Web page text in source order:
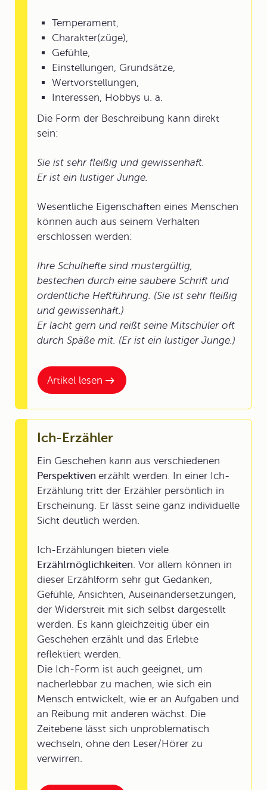
Artikel lesen
Temperament,
Charakter(züge),
Gefühle,
Einstellungen, Grundsätze,
Wertvorstellungen,
Interessen, Hobbys u. a.
Die Form der Beschreibung kann direkt
sein:
Sie ist sehr fleißig und gewissenhaft.
Er ist ein lustiger Junge.
Wesentliche Eigenschaften eines Menschen
können auch aus seinem Verhalten
erschlossen werden:
Ihre Schulhefte sind mustergültig,
bestechen durch eine saubere Schrift und
ordentliche Heftführung. (Sie ist sehr fleißig
und gewissenhaft.)
Er lacht gern und reißt seine Mitschüler oft
durch Späße mit. (Er ist ein lustiger Junge.)
Ich-Erzähler
Ein Geschehen kann aus verschiedenen
Perspektiven erzählt werden. In einer Ich-
Erzählung tritt der Erzähler persönlich in
Erscheinung. Er lässt seine ganz individuelle
Sicht deutlich werden.
Ich-Erzählungen bieten viele
Erzählmöglichkeiten. Vor allem können in
dieser Erzählform sehr gut Gedanken,
Gefühle, Ansichten, Auseinandersetzungen,
der Widerstreit mit sich selbst dargestellt
werden. Es kann gleichzeitig über ein
Geschehen erzählt und das Erlebte
reflektiert werden.
Die Ich-Form ist auch geeignet, um
nacherlebbar zu machen, wie sich ein
Mensch entwickelt, wie er an Aufgaben und
an Reibung mit anderen wächst. Die
Zeitebene lässt sich unproblematisch
wechseln, ohne den Leser/Hörer zu
verwirren.